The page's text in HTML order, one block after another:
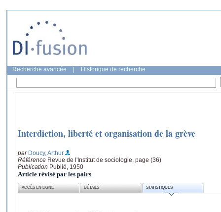
Recherche avancée Historique de recherche
Interdiction, liberté et organisation de la grève
par Doucy, Arthur
Référence Revue de l'Institut de sociologie, page (36)
Publication Publié, 1950
Article révisé par les pairs
ACCÈS EN LIGNE DÉTAILS STATISTIQUES